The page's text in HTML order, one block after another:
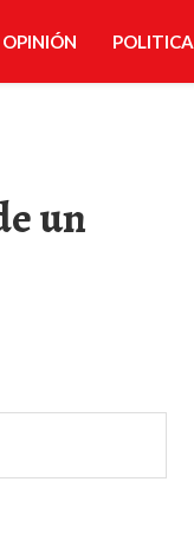
OPINIÓN POLITICA
un